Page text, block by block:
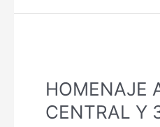
HOMENAJE
CENTRAL Y
JESÚS
EN
AGRADECIMIENTO